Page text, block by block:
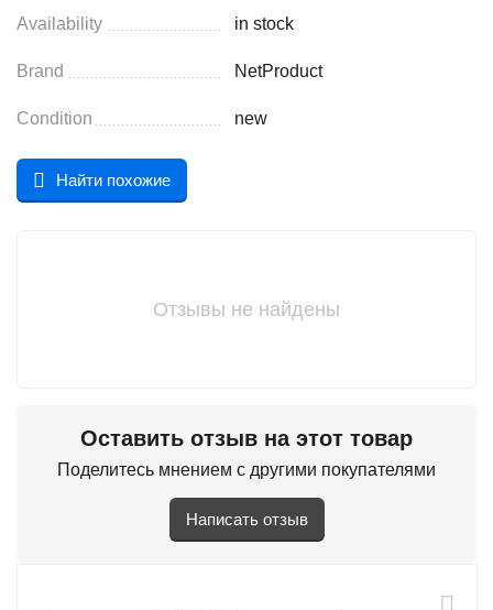
Availability in stock
Brand NetProduct
Condition new
Найти похожие
Отзывы не найдены
Оставить отзыв на этот товар
Поделитесь мнением с другими покупателями
Написать отзыв